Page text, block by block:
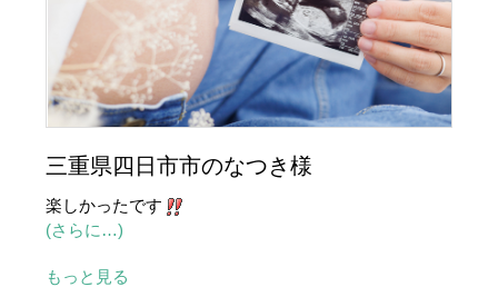
三重県四日市市のなつき様
楽しかったです
(さらに…)
もっと見る